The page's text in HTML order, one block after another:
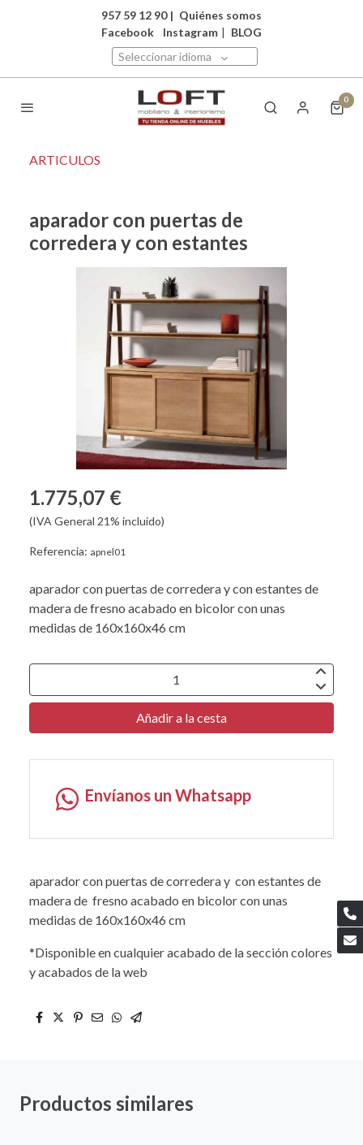
957 59 12 90 | Quiénes somos
Facebook
Instagram | BLOG
Seleccionar idioma
0
ARTICULOS
aparador con puertas de
corredera y con estantes
1.775,07 €
(IVA General 21% incluido)
Referencia: apnel01
aparador con puertas de corredera y con estantes de
madera de fresno acabado en bicolor con unas
medidas de 160x160x46 cm
Añadir a la cesta
Envíanos un Whatsapp
aparador con puertas de corredera y con estantes de
madera de fresno acabado en bicolor con unas
medidas de 160x160x46 cm
*Disponible en cualquier acabado de la sección colores
y acabados de la web
Productos similares